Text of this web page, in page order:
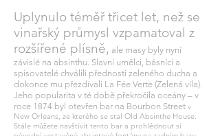
Uplynulo téměř třicet let, než se
vinařský průmysl vzpamatoval z
rozšířené plísně, ale masy byly nyní
závislé na absinthu. Slavní umělci, básníci a
spisovatelé chválili přednosti zeleného ducha a
dokonce mu přezdívali La Fée Verte (Zelená víla).
Jeho popularita v té době překročila oceány – v
roce 1874 byl otevřen bar na Bourbon Street v
New Orleans, ze kterého se stal Old Absinthe House.
Stále můžete navštívit tento bar a prohlédnout si